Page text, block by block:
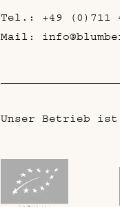
Tel.: +49 (0)711
Mail:
Unser Betrieb ist